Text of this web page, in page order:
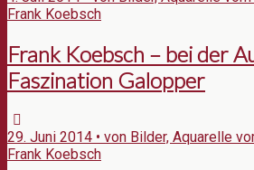
Frank Koebsch
Frank Koebsch – bei der
Faszination Galopper
29. Juni 2014 • von Bilder, Aquarelle
Frank Koebsch